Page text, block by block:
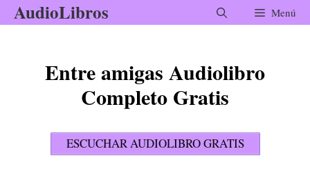
Saltar
al
AudioLibros Menú
Entre amigas Audiolibro
Completo Gratis
ESCUCHAR AUDIOLIBRO GRATIS